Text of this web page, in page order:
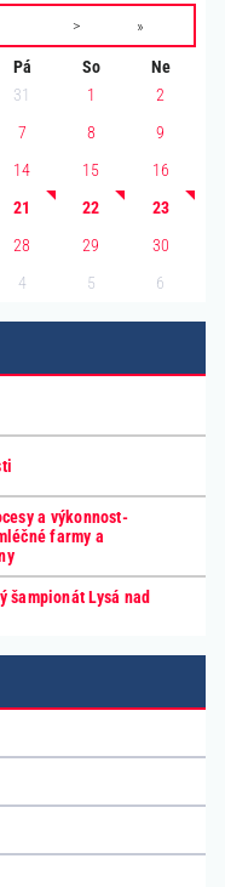
> »
Pá So
Ne
31 1
2
7 8
9
14 15
16
21 22
23
28 29
30
4 5 6
a výkonnost-
farmy a
šampionát Lysá nad